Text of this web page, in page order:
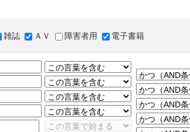
雑誌 ＡＶ 障害者用 電子書籍